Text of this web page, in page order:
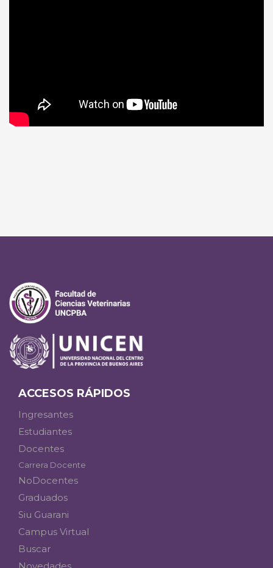
ACCESOS RÁPIDOS
Ingresantes
Estudiantes
Docentes
Carrera Docente
NoDocentes
Graduados
Siu Guarani
Campus Virtual
Buscar